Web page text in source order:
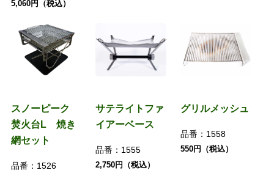
5,060円（税込）
スノーピーク
焚火台L 焼き
網セット
品番： 1526
サテライトファ
イアーベース
品番： 1555
2,750円（税込）
グリルメッシュ
品番： 1558
550円（税込）